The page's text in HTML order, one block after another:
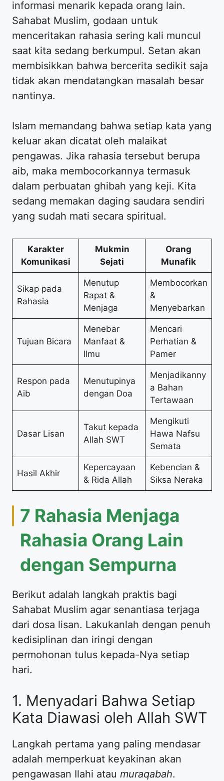
informasi menarik kepada orang lain.
Sahabat Muslim, godaan untuk
menceritakan rahasia sering kali muncul
saat kita sedang berkumpul. Setan akan
membisikkan bahwa bercerita sedikit saja
tidak akan mendatangkan masalah besar
nantinya.
Islam memandang bahwa setiap kata yang
keluar akan dicatat oleh malaikat
pengawas. Jika rahasia tersebut berupa
aib, maka membocorkannya termasuk
dalam perbuatan ghibah yang keji. Kita
sedang memakan daging saudara sendiri
yang sudah mati secara spiritual.
Karakter
Komunikasi
Mukmin
Sejati
Orang
Munafik
Sikap pada
Rahasia
Menutup
Rapat &
Menjaga
Membocorkan
&
Menyebarkan
Tujuan Bicara
Menebar
Manfaat &
Ilmu
Mencari
Perhatian &
Pamer
Respon pada
Aib
Menutupinya
dengan Doa
Menjadikanny
a Bahan
Tertawaan
Dasar Lisan
Takut kepada
Allah SWT
Mengikuti
Hawa Nafsu
Semata
Hasil Akhir
Kepercayaan
& Rida Allah
Kebencian &
Siksa Neraka
7 Rahasia Menjaga
Rahasia Orang Lain
dengan Sempurna
Berikut adalah langkah praktis bagi
Sahabat Muslim agar senantiasa terjaga
dari dosa lisan. Lakukanlah dengan penuh
kedisiplinan dan iringi dengan
permohonan tulus kepada-Nya setiap
hari.
1. Menyadari Bahwa Setiap
Kata Diawasi oleh Allah SWT
Langkah pertama yang paling mendasar
adalah memperkuat keyakinan akan
pengawasan Ilahi atau muraqabah.